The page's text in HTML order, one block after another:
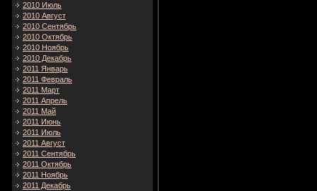
2010 Июль
2010 Август
2010 Сентябрь
2010 Октябрь
2010 Ноябрь
2010 Декабрь
2011 Январь
2011 Февраль
2011 Март
2011 Апрель
2011 Май
2011 Июнь
2011 Июль
2011 Август
2011 Сентябрь
2011 Октябрь
2011 Ноябрь
2011 Декабрь